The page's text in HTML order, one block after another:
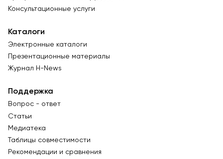
Консультационные услуги
Каталоги
Электронные каталоги
Презентационные материалы
Журнал Н-News
Поддержка
Вопрос - ответ
Статьи
Медиатека
Таблицы совместимости
Рекомендации и сравнения